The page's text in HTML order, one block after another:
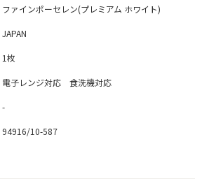
ファインポーセレン(プレミアム ホワイト)
JAPAN
1枚
電子レンジ対応 食洗機対応
-
94916/10-587